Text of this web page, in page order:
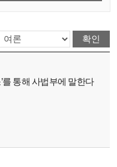
를 통해 사법부에 말한다